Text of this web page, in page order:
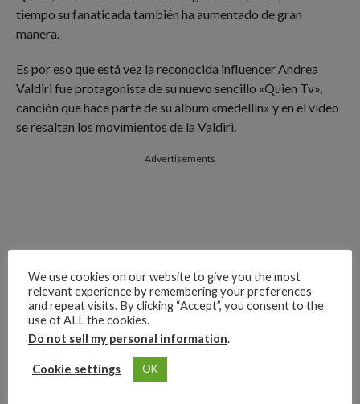
tiempo su fanaticada también ha aumentado de gran
manera.
Es por eso que está vez la reconocida influencer Andrea
Valdiri fue protagonista de su nuevo sencillo «Quien Tv»,
canción que hace parte de su álbum «medellín» y en el vídeo
se resaltan los movimientos de la Valdiri.
Advertisements
We use cookies on our website to give you the most
relevant experience by remembering your preferences
and repeat visits. By clicking “Accept”, you consent to the
use of ALL the cookies.
Do not sell my personal information.
Cookie settings OK